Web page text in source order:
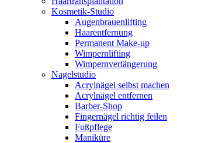
Kosmetik-Studio
Augenbrauenlifting
Haarentfernung
Permanent Make-up
Wimpernlifting
Wimpernverlängerung
Nagelstudio
Acrylnägel selbst machen
Acrylnägel entfernen
Barber-Shop
Fingernägel richtig feilen
Fußpflege
Maniküre